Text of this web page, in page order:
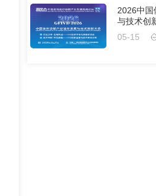
2026中国
与技术创
05-15